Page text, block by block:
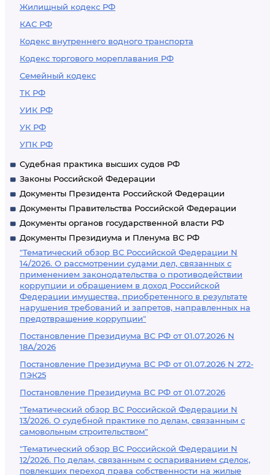
Жилищный кодекс РФ
КАС РФ
Кодекс внутреннего водного транспорта
Кодекс торгового мореплавания РФ
Семейный кодекс
ТК РФ
УИК РФ
УК РФ
УПК РФ
Судебная практика высших судов РФ
Законы Российской Федерации
Документы Президента Российской Федерации
Документы Правительства Российской Федерации
Документы органов государственной власти РФ
Документы Президиума и Пленума ВС РФ
"Тематический обзор ВС Российской Федерации N
14/2026. О рассмотрении судами дел, связанных с
применением законодательства о противодействии
коррупции и обращением в доход Российской
Федерации имущества, приобретенного в результате
нарушения требований и запретов, направленных на
предотвращение коррупции"
Постановление Президиума ВС РФ от 01.07.2026 N
18А/2026
Постановление Президиума ВС РФ от 01.07.2026 N 272-
ПЭК25
Постановление Президиума ВС РФ от 01.07.2026
"Тематический обзор ВС Российской Федерации N
13/2026. О судебной практике по делам, связанным с
самовольным строительством"
"Тематический обзор ВС Российской Федерации N
12/2026. По делам, связанным с оспариванием сделок,
повлекших переход права собственности на жилые